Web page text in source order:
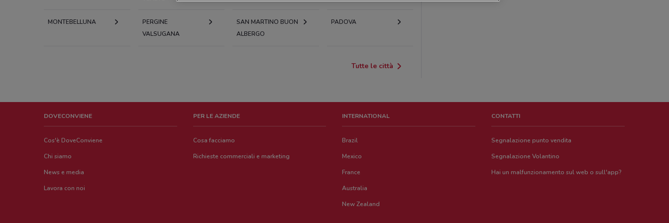
MONTEBELLUNA
PERGINE
VALSUGANA
SAN MARTINO BUON
ALBERGO
PADOVA
Tutte le città
DOVECONVIENE
Cos'è DoveConviene
Chi siamo
News e media
Lavora con noi
PER LE AZIENDE
Cosa facciamo
Richieste commerciali e marketing
INTERNATIONAL
Brazil
Mexico
France
Australia
New Zealand
CONTATTI
Segnalazione punto vendita
Segnalazione Volantino
Hai un malfunzionamento sul web o sull'app?